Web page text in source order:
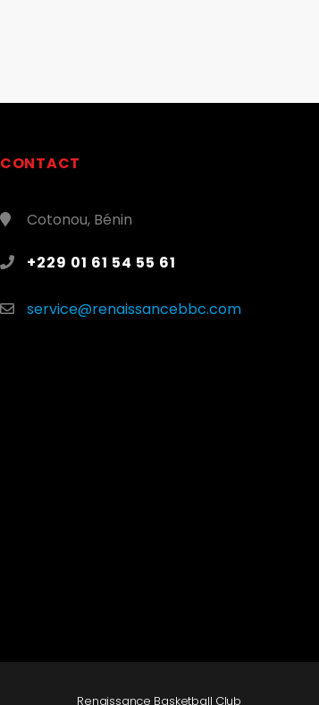
CONTACT
Cotonou, Bénin
+229 01 61 54 55 61
service@renaissancebbc.com
Renaissance Basketball Club